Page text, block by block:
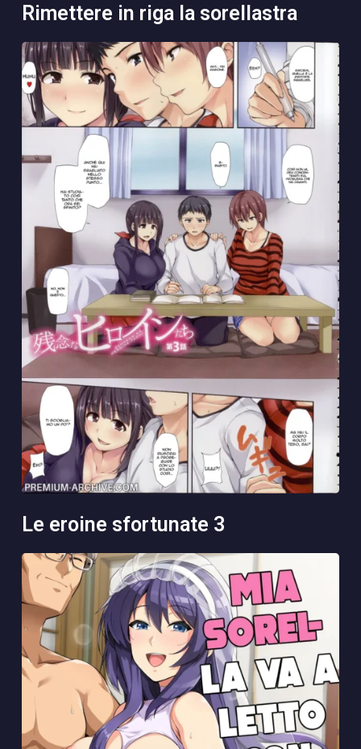
rimettere in riga la sorellastra
le eroine sfortunate 3